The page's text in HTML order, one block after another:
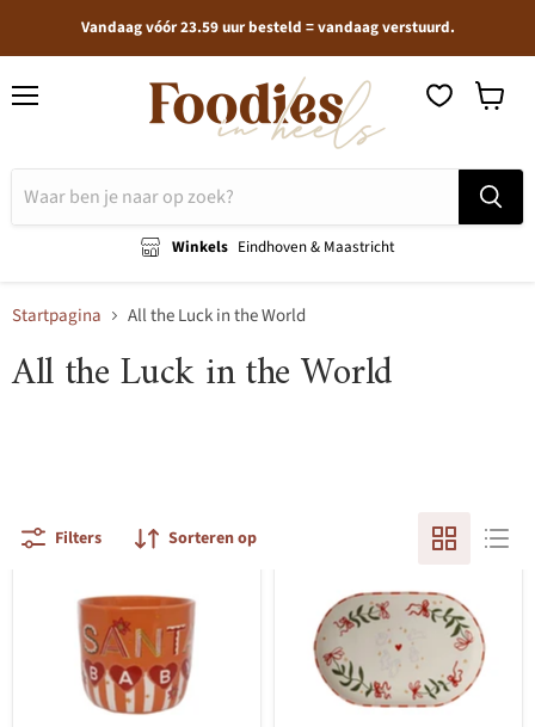
Vandaag vóór 23.59 uur besteld = vandaag verstuurd.
Winkels Eindhoven & Maastricht
Startpagina All the Luck in the World
All the Luck in the World
Filters Sorteren op